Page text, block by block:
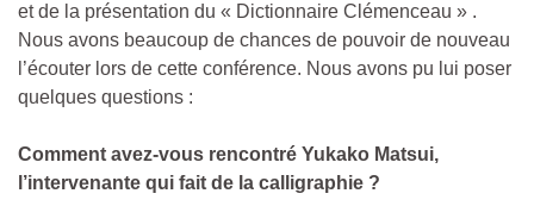
et de la présentation du « Dictionnaire Clémenceau » .
Nous avons beaucoup de chances de pouvoir de nouveau
l’écouter lors de cette conférence. Nous avons pu lui poser
quelques questions :
Comment avez-vous rencontré Yukako Matsui,
l’intervenante qui fait de la calligraphie ?